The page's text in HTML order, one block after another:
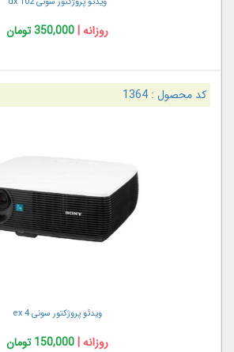
روزانه |350,000 تومان
کد محصول :1364
ویدئو پروژکتور سونی ex 4
روزانه |150,000 تومان